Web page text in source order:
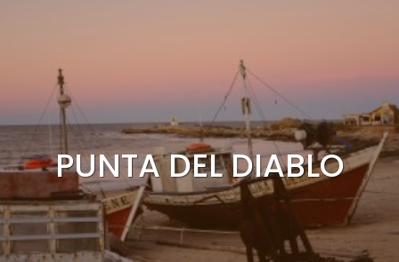
PUNTA DEL DIABLO